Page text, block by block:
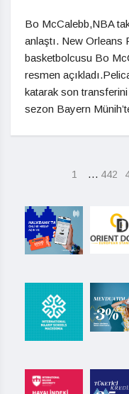
Bo McCalebb,NBA
anlaştı. New Orleans
basketbolcusu Bo
resmen
katarak son
sezon Bayern
1 … 442